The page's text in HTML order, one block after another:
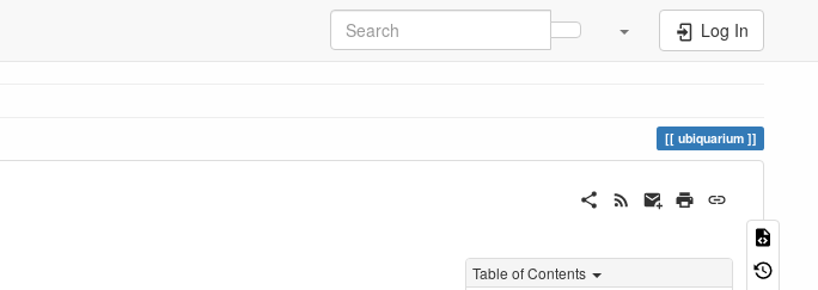
Log In
ubiquarium
Table of Contents